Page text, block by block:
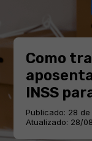
Como
INSS
Publicado: 28
Atualizado: 28/